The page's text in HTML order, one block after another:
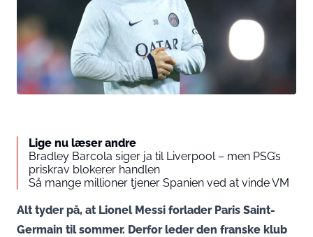
Lige nu læser andre
Bradley Barcola siger ja til Liverpool – men PSG’s
priskrav blokerer handlen
Så mange millioner tjener Spanien ved at vinde VM
Alt tyder på, at Lionel Messi forlader Paris Saint-
Germain til sommer. Derfor leder den franske klub